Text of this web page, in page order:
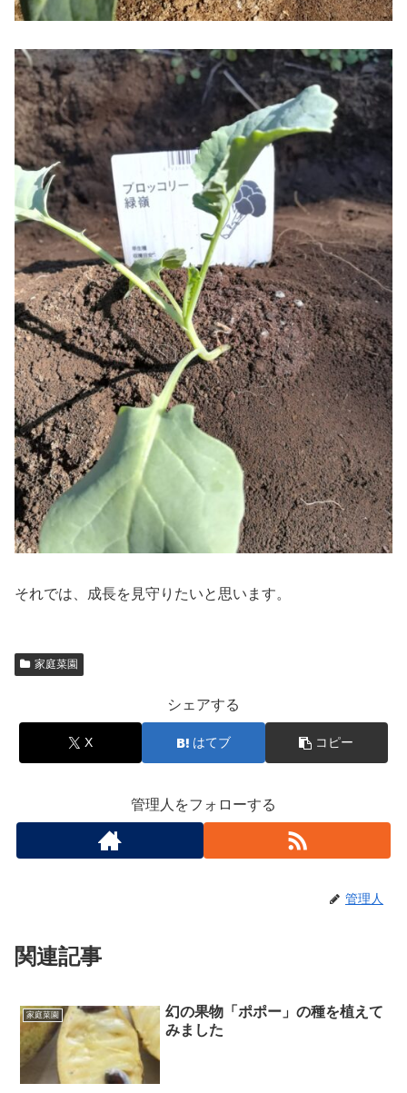
それでは、成長を見守りたいと思います。
家庭菜園
シェアする
X はてブ コピー
管理人をフォローする
管理人
関連記事
家庭菜園
幻の果物「ポポー」の種を植えて
みました